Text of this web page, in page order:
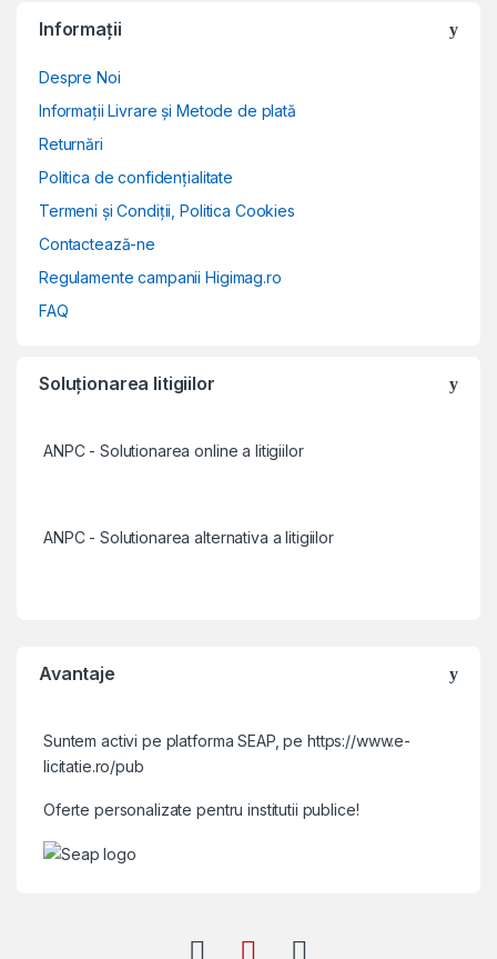
Informații
Despre Noi
Informații Livrare și Metode de plată
Returnări
Politica de confidențialitate
Termeni și Condiții, Politica Cookies
Contactează-ne
Regulamente campanii Higimag.ro
FAQ
Soluționarea litigiilor
ANPC - Solutionarea online a litigiilor
ANPC - Solutionarea alternativa a litigiilor
Avantaje
Suntem activi pe platforma SEAP, pe https://www.e-
licitatie.ro/pub
Oferte personalizate pentru institutii publice!